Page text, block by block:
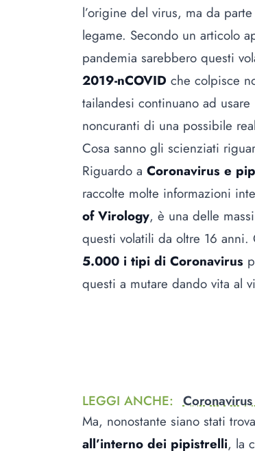
l’origine del virus, ma da
legame. Secondo un articolo
pandemia sarebbero questi
2019-nCOVID che colpisce
tailandesi continuano ad
noncuranti di una possibile
Cosa sanno gli scienziati
Riguardo a Coronavirus e
raccolte molte informazioni
of Virology, è una delle
questi volatili da oltre 16
5.000 i tipi di Coronavirus
questi a mutare dando vita al
LEGGI ANCHE:
Ma, nonostante siano stati
all’interno dei pipistrelli, la